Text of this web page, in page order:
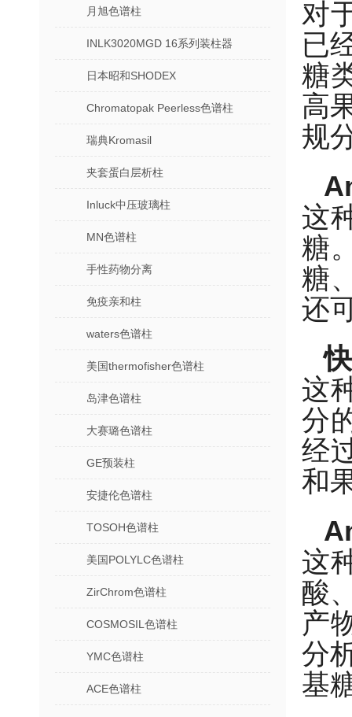
月旭色谱柱
INLK3020MGD 16系列装柱器
日本昭和SHODEX
Chromatopak Peerless色谱柱
瑞典Kromasil
夹套蛋白层析柱
Inluck中压玻璃柱
MN色谱柱
手性药物分离
免疫亲和柱
waters色谱柱
美国thermofisher色谱柱
岛津色谱柱
大赛璐色谱柱
GE预装柱
安捷伦色谱柱
TOSOH色谱柱
美国POLYLC色谱柱
ZirChrom色谱柱
COSMOSIL色谱柱
YMC色谱柱
ACE色谱柱
对
已
糖
高
规
这
糖
糖
还
这
分
经
和
这
酸
产
分
基